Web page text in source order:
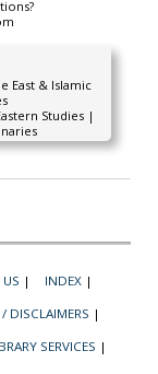
East & Islamic
Studies |
| INDEX |
DISCLAIMERS |
SERVICES |